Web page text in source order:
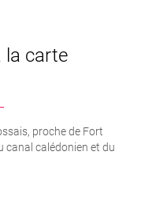
la carte
proche de Fort
canal calédonien et du